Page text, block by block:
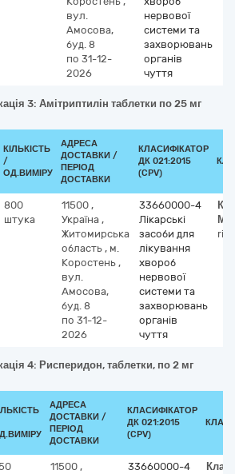
вул.
Амосова,
буд. 8
по 31-12-
2026
нервової
системи та
захворювань
органів
чуття
3: Амітриптилін таблетки по 25 мг
КІЛЬКІСТЬ
/
ОД.ВИМІРУ
АДРЕСА
ДОСТАВКИ /
ПЕРІОД
ДОСТАВКИ
КЛАСИФІКАТОР
ДК 021:2015
(CPV)
800
штука
11500 ,
Україна ,
Житомирська
область , м.
Коростень ,
вул.
Амосова,
буд. 8
по 31-12-
2026
33660000-4
Лікарські
засоби для
лікування
хвороб
нервової
системи та
захворювань
органів
чуття
4: Рисперидон, таблетки, по 2 мг
АДРЕСА
ДОСТАВКИ /
ПЕРІОД
ДОСТАВКИ
КЛАСИФІКАТОР
ДК 021:2015
(CPV)
11500 ,
33660000-4